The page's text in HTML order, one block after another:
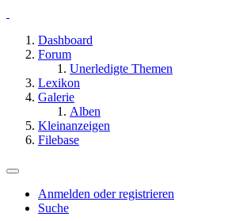
Dashboard
Forum
Unerledigte Themen
Lexikon
Galerie
Alben
Kleinanzeigen
Filebase
Anmelden oder registrieren
Suche